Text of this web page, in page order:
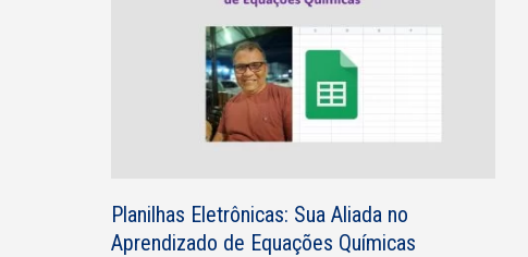
Planilhas Eletrônicas: Sua Aliada no
Aprendizado de Equações Químicas